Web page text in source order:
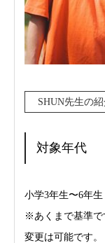
SHUN先生の
対象年代
小学3年生〜6年生
※あくまで基準で
変更は可能です。